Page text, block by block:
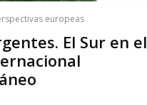
europeas
El Sur en el